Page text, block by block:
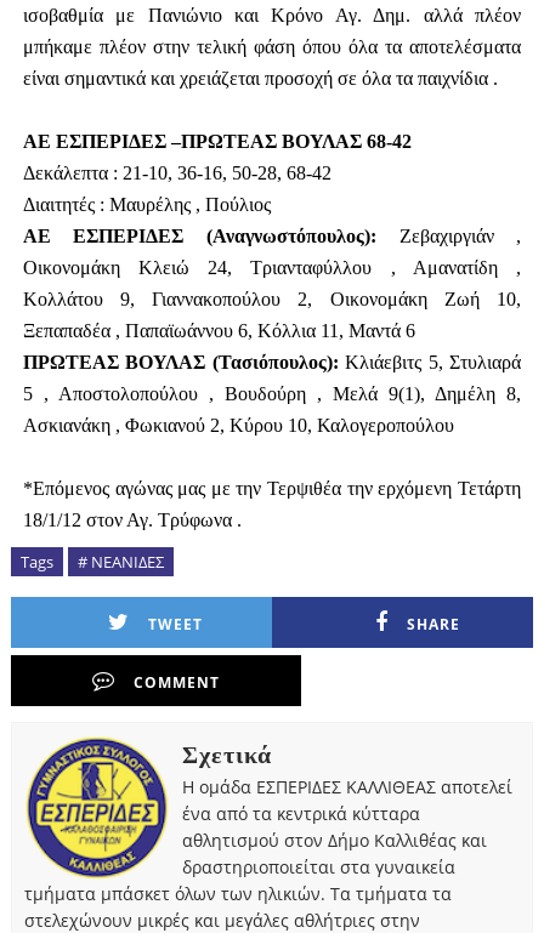
ισοβαθμία με Πανιώνιο και Κρόνο Αγ. Δημ. αλλά πλέον
μπήκαμε πλέον στην τελική φάση όπου όλα τα αποτελέσματα
είναι σημαντικά και χρειάζεται προσοχή σε όλα τα παιχνίδια .
ΑΕ ΕΣΠΕΡΙΔΕΣ –ΠΡΩΤΕΑΣ ΒΟΥΛΑΣ 68-42
Δεκάλεπτα : 21-10, 36-16, 50-28, 68-42
Διαιτητές : Μαυρέλης , Πούλιος
ΑΕ ΕΣΠΕΡΙΔΕΣ (Αναγνωστόπουλος): Ζεβαχιργιάν ,
Οικονομάκη Κλειώ 24, Τριανταφύλλου , Αμανατίδη ,
Κολλάτου 9, Γιαννακοπούλου 2, Οικονομάκη Ζωή 10,
Ξεπαπαδέα , Παπαϊωάννου 6, Κόλλια 11, Μαντά 6
ΠΡΩΤΕΑΣ ΒΟΥΛΑΣ (Τασιόπουλος): Κλιάεβιτς 5, Στυλιαρά
5 , Αποστολοπούλου , Βουδούρη , Μελά 9(1), Δημέλη 8,
Ασκιανάκη , Φωκιανού 2, Κύρου 10, Καλογεροπούλου
*Επόμενος αγώνας μας με την Τερψιθέα την ερχόμενη Τετάρτη
18/1/12 στον Αγ. Τρύφωνα .
Tags # ΝΕΑΝΙΔΕΣ
TWEET SHARE
COMMENT
Σχετικά
Η ομάδα ΕΣΠΕΡΙΔΕΣ ΚΑΛΛΙΘΕΑΣ αποτελεί
ένα από τα κεντρικά κύτταρα
αθλητισμού στον Δήμο Καλλιθέας και
δραστηριοποιείται στα γυναικεία
τμήματα μπάσκετ όλων των ηλικιών. Τα τμήματα τα
στελεχώνουν μικρές και μεγάλες αθλήτριες στην